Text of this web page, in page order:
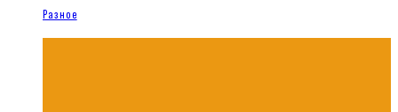
Разное